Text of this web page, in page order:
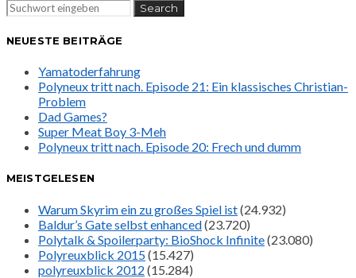
Search
NEUESTE BEITRÄGE
Yamatoderfahrung
Polyneux tritt nach. Episode 21: Ein klassisches Christian-
Problem
Dad Games?
Super Meat Boy 3-Meh
Polyneux tritt nach. Episode 20: Frech und dumm
MEISTGELESEN
Warum Skyrim ein zu großes Spiel ist(24.932)
Baldur’s Gate selbst enhanced(23.720)
Polytalk & Spoilerparty: BioShock Infinite(23.080)
Polyreuxblick 2015(15.427)
polyreuxblick 2012 (15.284)